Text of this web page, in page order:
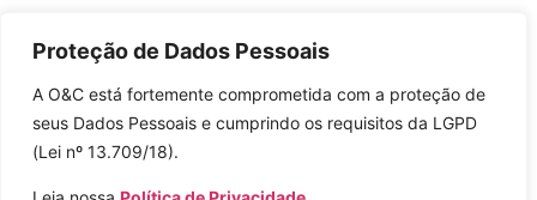
Proteção de Dados Pessoais
A O&C está fortemente comprometida com a proteção de
seus Dados Pessoais e cumprindo os requisitos da LGPD
(Lei nº 13.709/18).